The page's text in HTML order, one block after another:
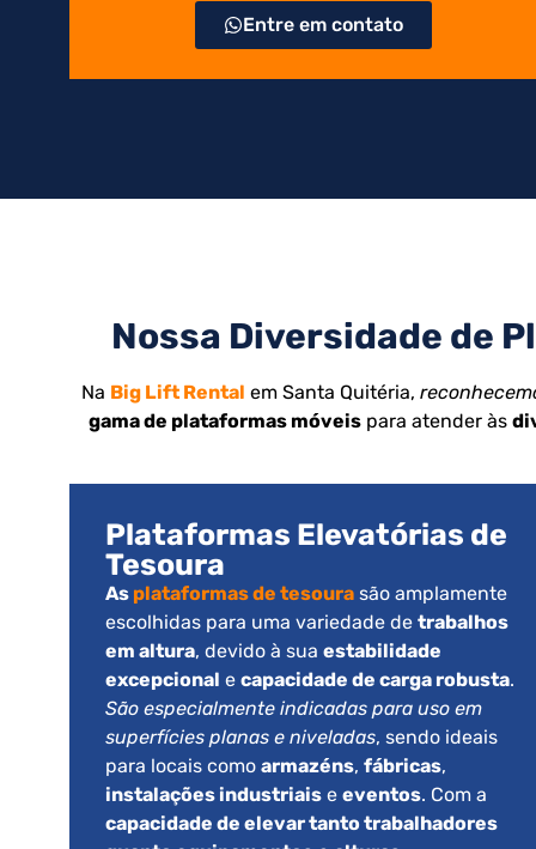
Entre em contato
Nossa Diversidade de
Na Big Lift Rental em Santa Quitéria,
gama de plataformas móveis para atender às
Plataformas Elevatórias de
Tesoura
Asplataformas de tesourasão amplamente
escolhidas para uma variedade de trabalhos
em altura, devido à sua estabilidade
excepcional e capacidade de carga robusta.
São especialmente indicadas para uso em
superfícies planas e niveladas, sendo ideais
para locais como armazéns, fábricas,
instalações industriaise eventos. Com a
capacidade de elevar tanto trabalhadores